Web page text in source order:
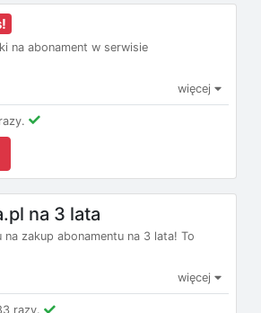
na abonament w serwisie
więcej
na 3 lata
zakup abonamentu na 3 lata! To
więcej
razy.